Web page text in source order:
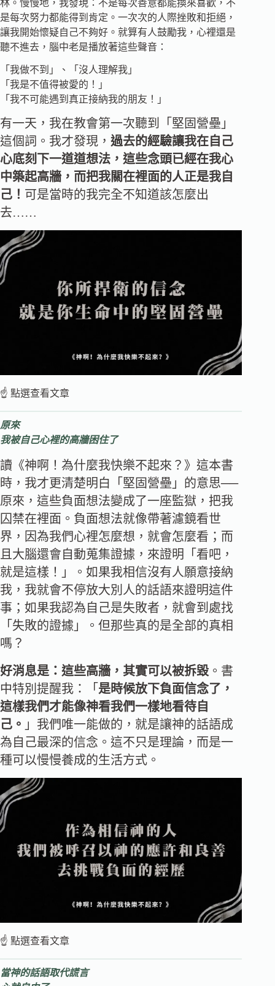
林。慢慢地，我發現：不是每次善意都能換來喜歡，不
是每次努力都能得到肯定。一次次的人際挫敗和拒絕，
讓我開始懷疑自己不夠好。就算有人鼓勵我，心裡還是
聽不進去，腦中老是播放著這些聲音：
「我做不到」、「沒人理解我」
「我是不值得被愛的！」
「我不可能遇到真正接納我的朋友！」
有一天，我在教會第一次聽到「堅固營壘」
這個詞。我才發現， 過去的經驗讓我在自己
心底刻下一道道想法，這些念頭已經在我心
中築起高牆，而把我關在裡面的人正是我自
己！ 可是當時的我完全不知道該怎麼出
去……
☝️ 點選查看文章
原來
我被自己心裡的高牆困住了
讀《神啊！為什麼我快樂不起來？》這本書
時，我才更清楚明白「堅固營壘」的意思──
原來，這些負面想法變成了一座監獄，把我
囚禁在裡面。負面想法就像帶著濾鏡看世
界，因為我們心裡怎麼想，就會怎麼看；而
且大腦還會自動蒐集證據，來證明「看吧，
就是這樣！」。如果我相信沒有人願意接納
我，我就會不停放大別人的話語來證明這件
事；如果我認為自己是失敗者，就會到處找
「失敗的證據」。但那些真的是全部的真相
嗎？
好消息是：這些高牆，其實可以被拆毀 。書
中特別提醒我：「 是時候放下負面信念了，
這樣我們才能像神看我們一樣地看待自
己。 」我們唯一能做的，就是讓神的話語成
為自己最深的信念。這不只是理論，而是一
種可以慢慢養成的生活方式。
☝️ 點選查看文章
當神的話語取代謊言